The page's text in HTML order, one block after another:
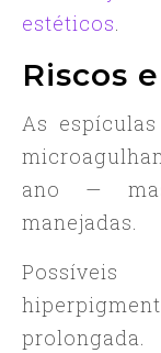
estéticos.
Riscos
As
ano —
manejadas.
prolongada.